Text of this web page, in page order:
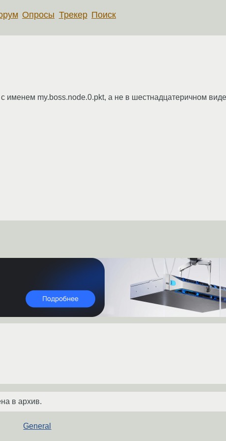
Опросы Трекер Поиск
именем my.boss.node.0.pkt, а не в шестнадцатеричном
в архив.
General